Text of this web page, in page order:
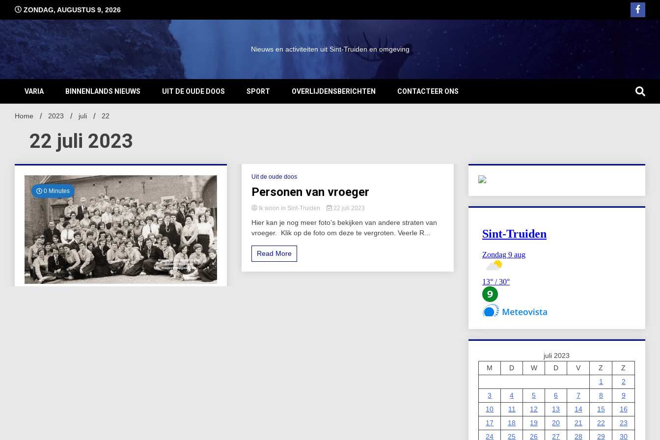
inhoud
ZONDAG, AUGUSTUS 9, 2026
Nieuws en activiteiten uit Sint-Truiden en omgeving
VARIA BINNENLANDS NIEUWS UIT DE OUDE DOOS SPORT OVERLIJDENSBERICHTEN CONTACTEER ONS
Home 2023 juli 22
22 juli 2023
0 Minutes
Uit de oude doos
Personen van vroeger
Ik woon in Sint-Truiden 22 juli 2023
Hier kan je nog meer foto’s bekijken van andere straten van
vroeger. Klik op de foto om deze te vergroten. Veerle R...
Read More
juli 2023
M
D W D V Z
Z
1
2
3
4 5 6 7 8
9
10
11 12 13 14 15
16
17
18 19 20 21 22
23
24
25 26 27 28 29
30